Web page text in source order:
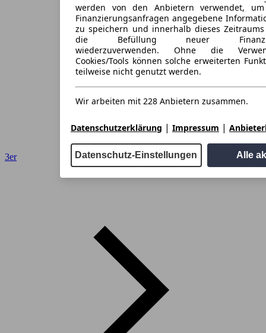
3er
werden von den Anbietern verwendet,
Finanzierungsanfragen angegebene
zu speichern und innerhalb dieses
die Befüllung neuer
wiederzuverwenden. Ohne die
Cookies/Tools können solche erweiterten
teilweise nicht genutzt werden.
Wir arbeiten mit 228 Anbietern zusammen.
Datenschutzerklärung | Impressum |
Datenschutz-Einstellungen Alle